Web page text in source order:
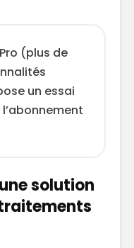
(plus de
un essai
solution